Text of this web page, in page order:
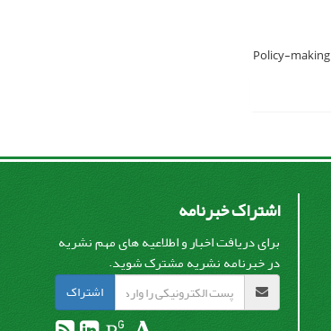
Policy-making
اشتراک خبرنامه
برای دریافت اخبار و اطلاعیه های مهم نشریه
در خبرنامه نشریه مشترک شوید.
اشتراک